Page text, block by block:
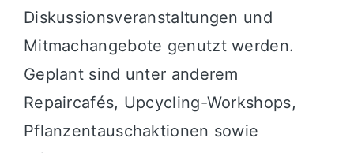
Diskussionsveranstaltungen und
Mitmachangebote genutzt werden.
Geplant sind unter anderem
Repaircafés, Upcycling-Workshops,
Pflanzentauschaktionen sowie